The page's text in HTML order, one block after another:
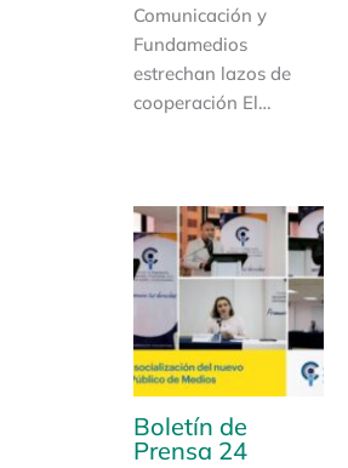
Comunicación y
Fundamedios
estrechan lazos de
cooperación El…
Boletín de
Prensa 24